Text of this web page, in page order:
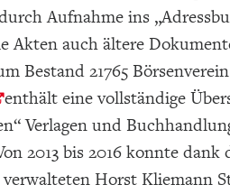
Aufnahme ins
Akten auch ältere
Bestand 21765
enthält eine vollständige
Verlagen und
2013 bis 2016 konnte
Horst Kliemann